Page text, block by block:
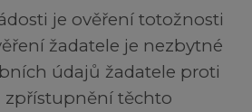
je ověření totožnosti
žadatele je nezbytné
údajů žadatele proti
zpřístupnění těchto